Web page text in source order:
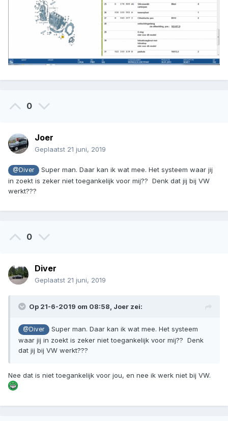
0
Joer
Geplaatst 21 juni, 2019
@Diver
Super man. Daar kan ik wat mee. Het systeem waar jij
in zoekt is zeker niet toegankelijk voor mij?? Denk dat jij bij VW
werkt???
0
Diver
Geplaatst 21 juni, 2019
Op 21-6-2019 om 08:58, Joer zei:
@Diver
Super man. Daar kan ik wat mee. Het systeem
waar jij in zoekt is zeker niet toegankelijk voor mij?? Denk
dat jij bij VW werkt???
Nee dat is niet toegankelijk voor jou, en nee ik werk niet bij VW.